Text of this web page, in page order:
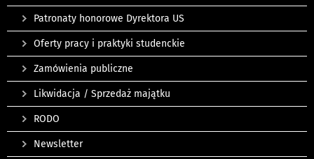
Patronaty honorowe Dyrektora US
Oferty pracy i praktyki studenckie
Zamówienia publiczne
Likwidacja / Sprzedaż majątku
RODO
Newsletter